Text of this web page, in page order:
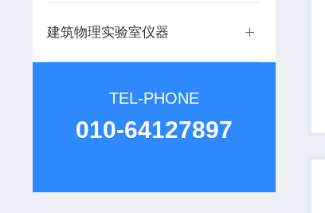
建筑物理实验室仪器
TEL-PHONE
010-64127897